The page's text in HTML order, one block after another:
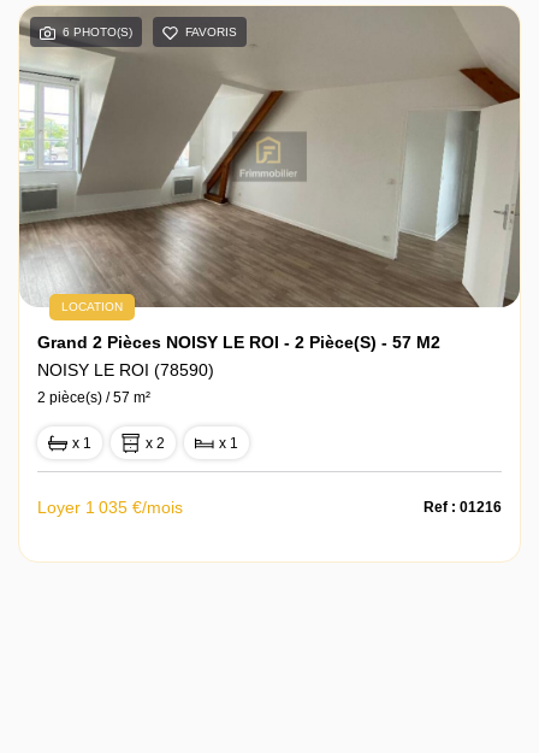
6 PHOTO(S) FAVORIS
LOCATION
Grand 2 Pièces NOISY LE ROI - 2 Pièce(s) - 57 M2
NOISY LE ROI (78590)
2 pièce(s) / 57 m²
x 1 x 2 x 1
Loyer 1 035 €/mois Ref : 01216